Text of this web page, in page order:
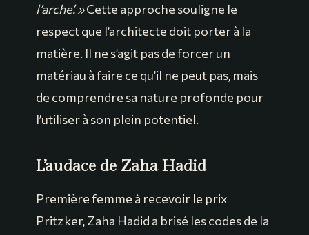
l’arche’. »Cette approche souligne le
respect que l’architecte doit porter à la
matière. Il ne s’agit pas de forcer un
matériau à faire ce qu’il ne peut pas, mais
de comprendre sa nature profonde pour
l’utiliser à son plein potentiel.
L’audace de Zaha Hadid
Première femme à recevoir le prix
Pritzker, Zaha Hadid a brisé les codes de la